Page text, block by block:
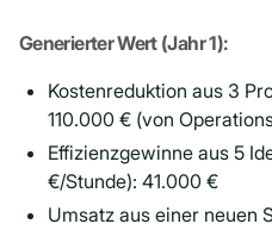
Generierter Wert (Jahr 1):
Kostenreduktion aus 3
110.000 € (von
Effizienzgewinne aus 5
€/Stunde): 41.000 €
Umsatz aus einer neuen